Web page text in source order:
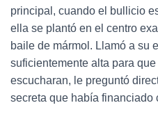
principal, cuando el bullicio
ella se plantó en el centro
baile de mármol. Llamó a su
suficientemente alta para
escucharan, le preguntó
secreta que había financiado